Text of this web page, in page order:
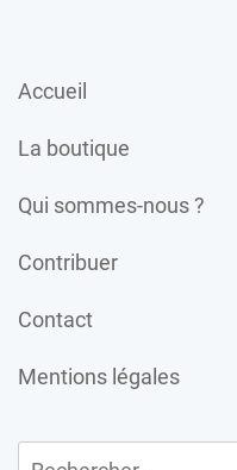
Accueil
La boutique
Qui sommes-nous ?
Contribuer
Contact
Mentions légales
Rechercher :